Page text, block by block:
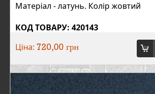
Матеріал - латунь. Колір жовтий
КОД ТОВАРУ: 420143
Ціна: 720,00 грн